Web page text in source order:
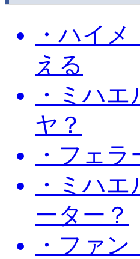
・ハイ
える
・ミハ
ヤ？
・フェ
・ミハ
ーター？
・ファ